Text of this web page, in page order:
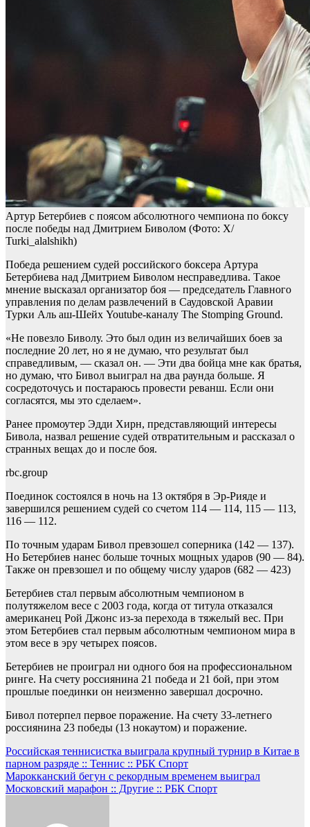
Артур Бетербиев с поясом абсолютного чемпиона по боксу
после победы над Дмитрием Биволом (Фото: X/
Turki_alalshikh)
Победа решением судей российского боксера Артура
Бетербиева над Дмитрием Биволом несправедлива. Такое
мнение высказал организатор боя — председатель Главного
управления по делам развлечений в Саудовской Аравии
Турки Аль аш-Шейх Youtube-каналу The Stomping Ground.
«Не повезло Биволу. Это был один из величайших боев за
последние 20 лет, но я не думаю, что результат был
справедливым, — сказал он. — Эти два бойца мне как братья,
но думаю, что Бивол выиграл на два раунда больше. Я
сосредоточусь и постараюсь провести реванш. Если они
согласятся, мы это сделаем».
Ранее промоутер Эдди Хирн, представляющий интересы
Бивола, назвал решение судей отвратительным и рассказал о
странных вещах до и после боя.
rbc.group
Поединок состоялся в ночь на 13 октября в Эр-Рияде и
завершился решением судей со счетом 114 — 114, 115 — 113,
116 — 112.
По точным ударам Бивол превзошел соперника (142 — 137).
Но Бетербиев нанес больше точных мощных ударов (90 — 84).
Также он превзошел и по общему числу ударов (682 — 423)
Бетербиев стал первым абсолютным чемпионом в
полутяжелом весе с 2003 года, когда от титула отказался
американец Рой Джонс из-за перехода в тяжелый вес. При
этом Бетербиев стал первым абсолютным чемпионом мира в
этом весе в эру четырех поясов.
Бетербиев не проиграл ни одного боя на профессиональном
ринге. На счету россиянина 21 победа и 21 бой, при этом
прошлые поединки он неизменно завершал досрочно.
Бивол потерпел первое поражение. На счету 33-летнего
россиянина 23 победы (13 нокаутом) и поражение.
Навигация
по
записям
Российская теннисистка выиграла крупный турнир в Китае в
парном разряде :: Теннис :: РБК Спорт
Марокканский бегун с рекордным временем выиграл
Московский марафон :: Другие :: РБК Спорт